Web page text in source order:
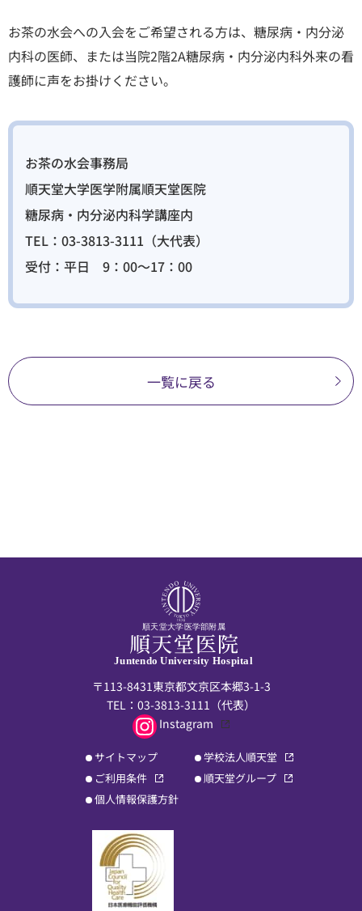
お茶の水会への入会をご希望される方は、糖尿病・内分泌
内科の医師、または当院2階2A糖尿病・内分泌内科外来の看
護師に声をお掛けください。
お茶の水会事務局
順天堂大学医学附属順天堂医院
糖尿病・内分泌内科学講座内
TEL： 03-3813-3111 （大代表）
受付：平日 9：00～17：00
一覧に戻る
順天堂大学医学部附属
Juntendo University Hospital
〒113-8431東京都文京区本郷3-1-3
TEL： 03-3813-3111 （代表）
Instagram
サイトマップ
ご利用条件
個人情報保護方針
学校法人順天堂
順天堂グループ